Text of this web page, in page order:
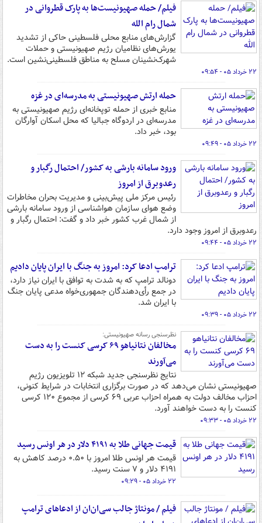
فیلم/ حمله صهیونیست‌ها به پارک قطروانی در
شمال رام الله
گزارش‌های منابع محلی فلسطینی حاکی از تشدید
یورش‌های نظامیان رژیم صهیونیستی و حملات
شهرک‌نشینان مسلح به مناطق فلسطینی‌نشین است.
۲۲ خرداد ۰۵ - ۰۹:۵۴
حمله ارتش صهیونیستی به مدرسه‌ای در غزه
منابع خبری از حمله توپخانه‌ای رژیم صهیونیستی به
مدرسه‌ای در اردوگاه جبالیا که محل اسکان آوارگان
بود، خبر داد.
۲۲ خرداد ۰۵ - ۰۹:۴۹
ورود سامانه بارشی به کشور/ احتمال رگبار و
رعدوبرق از امروز
رئیس مرکز ملی پیش‌بینی و مدیریت بحران مخاطرات
وضع هوای سازمان هواشناسی از ورود سامانه بارشی
از شمال غرب کشور خبر داد و گفت: احتمال رگبار و
رعدوبرق از امروز وجود دارد.
۲۲ خرداد ۰۵ - ۰۹:۴۴
ترامپ ادعا کرد: امروز به جنگ با ایران پایان دادیم
دونالد ترامپ که به شدت به توافق با ایران نیاز دارد،
در جمع رأی‌دهندگان جمهوری‌خواه مدعی پایان جنگ
با ایران شد.
۲۲ خرداد ۰۵ - ۰۹:۳۹
نظرسنجی رسانه صهیونیستی:
مخالفان نتانیاهو ۶۹ کرسی کنست را به دست
می‌آورند
نتایج نظرسنجی جدید شبکه ۱۲ تلویزیون رژیم
صهیونیستی نشان می‌دهد که در صورت برگزاری انتخابات در شرایط کنونی،
احزاب مخالف دولت به همراه احزاب عربی ۶۹ کرسی از مجموع ۱۲۰ کرسی
کنست را به دست خواهند آورد.
۲۲ خرداد ۰۵ - ۰۹:۳۳
قیمت جهانی طلا به ۴۱۹۱ دلار در هر اونس رسید
قیمت هر اونس طلا امروز با ۰.۵۰ درصد کاهش به
۴۱۹۱ دلار و ۷ سنت رسید.
۲۲ خرداد ۰۵ - ۰۹:۲۹
فیلم / مونتاژ جالب سی‌ان‌ان از ادعاهای ترامپ